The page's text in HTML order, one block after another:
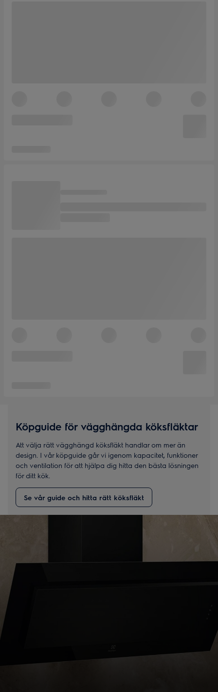
Köpguide för vägghängda köksfläktar
Att välja rätt vägghängd köksfläkt handlar om mer än
design. I vår köpguide går vi igenom kapacitet, funktioner
och ventilation för att hjälpa dig hitta den bästa lösningen
för ditt kök.
Se vår guide och hitta rätt köksfläkt